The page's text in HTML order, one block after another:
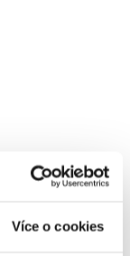
Více o cookies